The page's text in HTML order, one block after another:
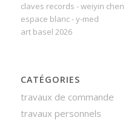
claves records - weiyin chen
espace blanc - y-med
art basel 2026
CATÉGORIES
travaux de commande
travaux personnels